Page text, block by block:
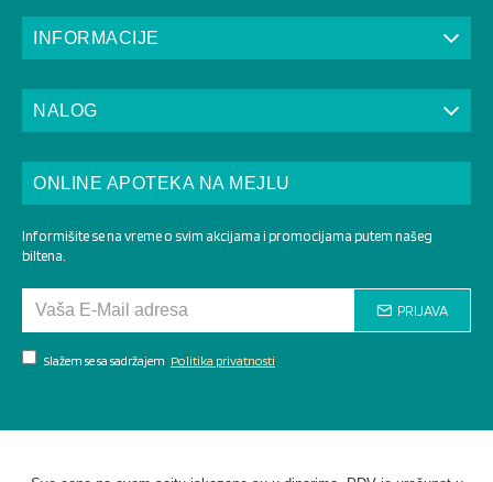
INFORMACIJE
NALOG
ONLINE APOTEKA NA MEJLU
Informišite se na vreme o svim akcijama i promocijama putem našeg
biltena.
PRIJAVA
Slažem se sa sadržajem Politika privatnosti